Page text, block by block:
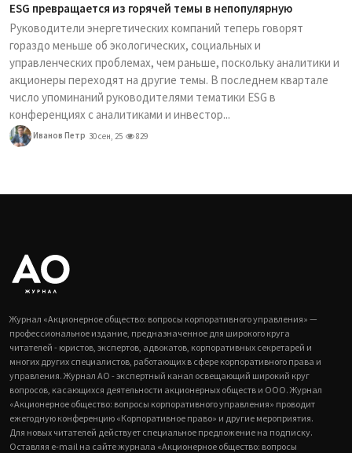
ESG превращается из горячей темы в непопулярную
Руководители энергетических компаний теперь говорят
гораздо меньше об экологических, социальных и
управленческих проблемах, чем раньше, поскольку аналитики и
акционеры переходят на другие темы. В последнем квартале
число упоминаний руководителями тематики ESG в
конференциях с аналитиками и инвестор...
Иванов Петр 30 сен, 25 829
Журнал «Акционерное общество: вопросы корпоративного управления» —
профессиональное издание, предназначенное для широкого круга
читателей - юристов, экспертов, адвокатов, корпоративных секретарей и
многих других специалистов, работающих в сфере корпоративного права и
управления. Журнал АО - экспертный канал освещающий широкий круг
вопросов, касающихся деятельности акционерных обществ и ООО. Журнал
«Акционерное общество: вопросы корпоративного управления» проводит
ежегодную конференцию «Корпоративное право» и другие мероприятия.
Для новых читателей действует специальное предложение на подписку.
Оставляя e-mail на сайте журнала «Акционерное общество: вопросы